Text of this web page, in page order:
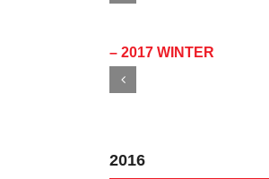
– 2017 WINTER
2016